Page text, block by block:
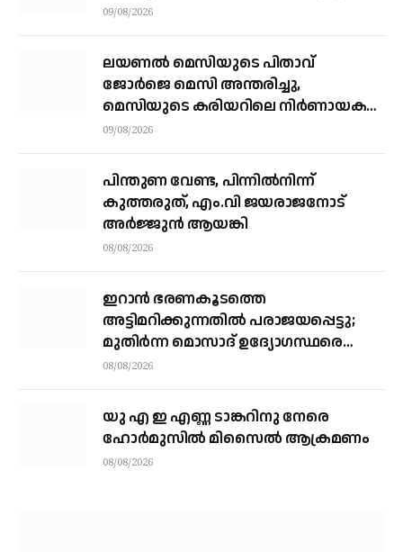
09/08/2026
ലയണൽ മെസിയുടെ പിതാവ്
ജോർജെ മെസി അന്തരിച്ചു, ​
മെസിയുടെ കരിയറിലെ നിർണായക
ശക്തി
09/08/2026
പിന്തുണ വേണ്ട, പിന്നിൽനിന്ന്
കുത്തരുത്, എം.വി ജയരാജനോട്
അർജ്ജുൻ ആയങ്കി
08/08/2026
ഇറാന്‍ ഭരണകൂടത്തെ
അട്ടിമറിക്കുന്നതില്‍ പരാജയപ്പെട്ടു;
മുതിര്‍ന്ന മൊസാദ് ഉദ്യോഗസ്ഥരെ
പിരിച്ചുവിട്ടു
08/08/2026
യു എ ഇ എണ്ണ ടാങ്കറിനു നേരെ
ഹോര്‍മുസില്‍ മിസൈല്‍ ആക്രമണം
08/08/2026